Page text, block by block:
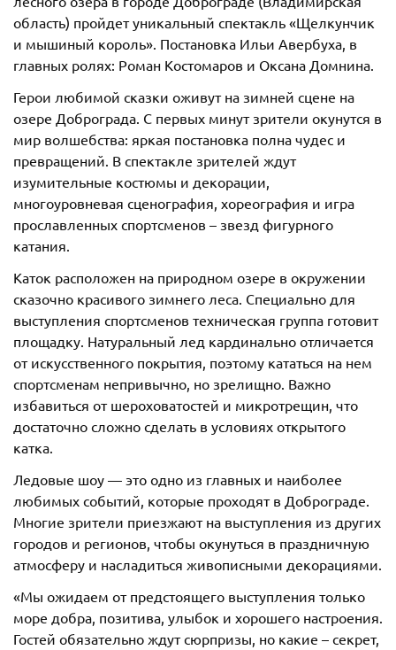
область) пройдет уникальный спектакль «Щелкунчик
и мышиный король». Постановка Ильи Авербуха, в
главных ролях: Роман Костомаров и Оксана Домнина.
Герои любимой сказки оживут на зимней сцене на
озере Доброграда. С первых минут зрители окунутся в
мир волшебства: яркая постановка полна чудес и
превращений. В спектакле зрителей ждут
изумительные костюмы и декорации,
многоуровневая сценография, хореография и игра
прославленных спортсменов – звезд фигурного
катания.
Каток расположен на природном озере в окружении
сказочно красивого зимнего леса. Специально для
выступления спортсменов техническая группа готовит
площадку. Натуральный лед кардинально отличается
от искусственного покрытия, поэтому кататься на нем
спортсменам непривычно, но зрелищно. Важно
избавиться от шероховатостей и микротрещин, что
достаточно сложно сделать в условиях открытого
катка.
Ледовые шоу — это одно из главных и наиболее
любимых событий, которые проходят в Доброграде.
Многие зрители приезжают на выступления из других
городов и регионов, чтобы окунуться в праздничную
атмосферу и насладиться живописными декорациями.
«Мы ожидаем от предстоящего выступления только
море добра, позитива, улыбок и хорошего настроения.
Гостей обязательно ждут сюрпризы, но какие – секрет,